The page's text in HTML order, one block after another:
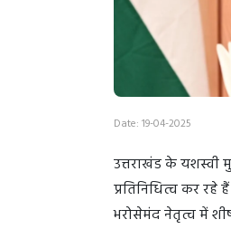
Date: 19-04-2025
उत्तराखंड के यशस्वी
प्रतिनिधित्व कर
भरोसेमंद नेतृत्व में